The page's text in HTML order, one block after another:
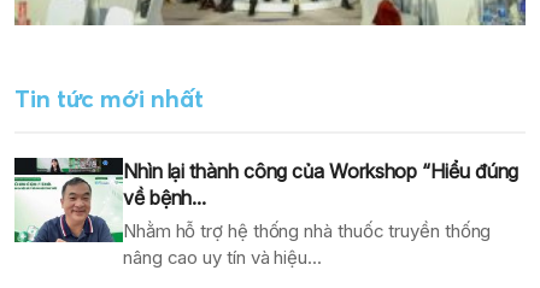
Tin tức mới nhất
Nhìn lại thành công của Workshop “Hiểu đúng
về bệnh...
Nhằm hỗ trợ hệ thống nhà thuốc truyền thống
nâng cao uy tín và hiệu...